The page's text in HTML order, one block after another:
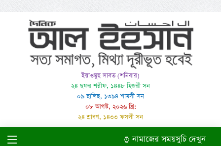
ইয়াওমুছ সাবত (শনিবার)
২৪ ছফর শরীফ, ১৪৪৮ হিজরী সন
০৯ ছালিছ, ১৩৯৪ শামসী সন
০৮ আগস্ট, ২০২৬ খ্রি:
২৪ শ্রাবণ, ১৪৩৩ ফসলী সন
নামাজের সময়সুচি দেখুন